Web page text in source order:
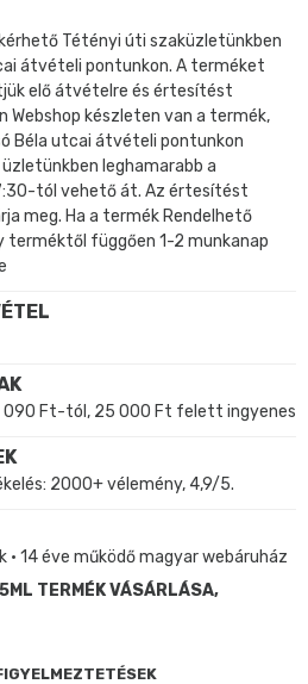
Tétényi úti szaküzletünkben
átvételi pontunkon. A terméket
elő átvételre és értesítést
Webshop készleten van a termék,
Béla utcai átvételi pontunkon
leghamarabb a
tól vehető át. Az értesítést
meg. Ha a termék Rendelhető
terméktől függően 1-2 munkanap
090 Ft-tól, 25 000 Ft felett ingyenes
2000+ vélemény, 4,9/5.
• 14 éve működő magyar webáruház
TERMÉK VÁSÁRLÁSA,